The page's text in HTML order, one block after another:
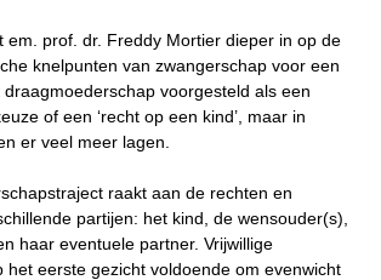
em. prof. dr. Freddy Mortier dieper in op de
knelpunten van zwangerschap voor een
voorgesteld als een
of een ‘recht op een kind’, maar in
er veel meer lagen.
raakt aan de rechten en
partijen: het kind, de wensouder(s),
haar eventuele partner. Vrijwillige
het eerste gezicht voldoende om evenwicht